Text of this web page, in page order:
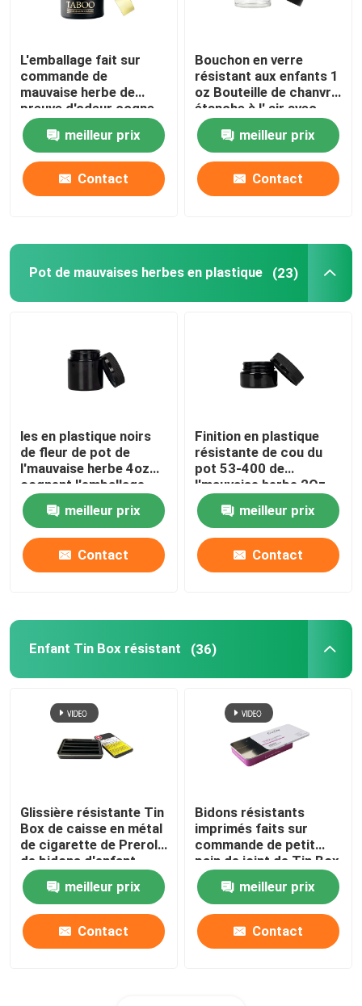
Pot en verre de concentré
Le verre roulent pré le tube
Pot en verre de couvercle en bambou
Pot en verre de Borosilicate
Tubes Pop Top
Cône de pré-rouleau
L'emballage fait sur
commande de
mauvaise herbe de
preuve d'odeur cogne
3.5g pour la fleur de
meilleur prix
Contact
Bouchon en verre
résistant aux enfants 1
oz Bouteille de chanvre
étanche à l' air avec
couvercle à l' épreuve
des enfantsmeilleur prix
Contact
Pot de mauvaises herbes en plastique (23)
les en plastique noirs
de fleur de pot de
l'mauvaise herbe 4oz
cognent l'emballage
avec le chapeau
meilleur prix
Contact
Finition en plastique
résistante de cou du
pot 53-400 de
l'mauvaise herbe 2Oz
d'enfant blanc noir
meilleur prix
Contact
Enfant Tin Box résistant (36)
Glissière résistante Tin
Box de caisse en métal
de cigarette de Preroll
de bidons d'enfant
réutilisable
meilleur prix
Contact
Bidons résistants
imprimés faits sur
commande de petit
pain de joint de Tin Box
For Edible d'enfant pré
meilleur prix
Contact